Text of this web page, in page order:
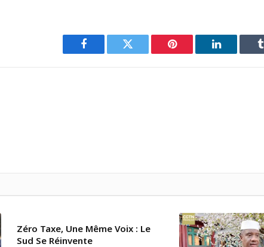
Facebook Twitter Pinterest LinkedIn
Zéro Taxe, Une Même Voix : Le
Sud Se Réinvente